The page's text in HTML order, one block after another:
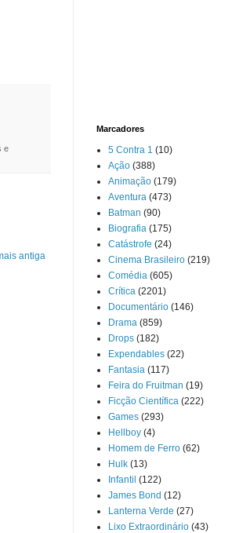
e
antiga
Marcadores
5 Contra 1 (10)
Ação (388)
Animação (179)
Aventura (473)
Batman (90)
Biografia (175)
Catástrofe (24)
Cinema Brasileiro (219)
Comédia (605)
Crítica (2201)
Documentário (146)
Drama (859)
Drops (182)
Expendables (22)
Fantasia (117)
Feira do Fruitman (19)
Ficção Científica (222)
Games (293)
Hellboy (4)
Homem de Ferro (62)
Hulk (13)
Infantil (122)
James Bond (12)
Lanterna Verde (27)
Lixo Extraordinário (43)